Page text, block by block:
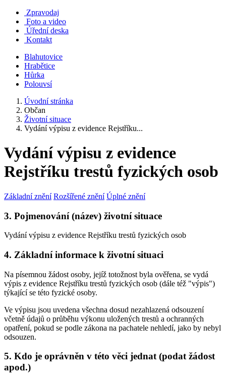
Zpravodaj
Foto a video
Úřední deska
Kontakt
Blahutovice
Hrabětice
Hůrka
Polouvsí
Úvodní stránka
Občan
Životní situace
Vydání výpisu z evidence Rejstříku...
Vydání výpisu z evidence
Rejstříku trestů fyzických osob
Základní znění Rozšířené znění Úplné znění
3. Pojmenování (název) životní situace
Vydání výpisu z evidence Rejstříku trestů fyzických osob
4. Základní informace k životní situaci
Na písemnou žádost osoby, jejíž totožnost byla ověřena, se vydá
výpis z evidence Rejstříku trestů fyzických osob (dále též "výpis")
týkající se této fyzické osoby.
Ve výpisu jsou uvedena všechna dosud nezahlazená odsouzení
včetně údajů o průběhu výkonu uložených trestů a ochranných
opatření, pokud se podle zákona na pachatele nehledí, jako by nebyl
odsouzen.
5. Kdo je oprávněn v této věci jednat (podat žádost
apod.)